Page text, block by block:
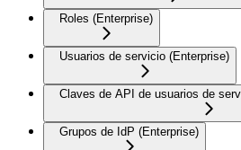
Roles (Enterprise)
Usuarios de servicio (Enterprise)
Claves de API de usuarios de
Grupos de IdP (Enterprise)